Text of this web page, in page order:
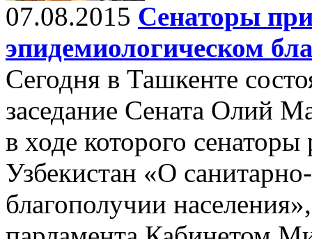
07.08.2015 Сенаторы
эпидемиологическом
Сегодня в Ташкенте
заседание Сената Олий
в ходе которого
Узбекистан «О
благополучии